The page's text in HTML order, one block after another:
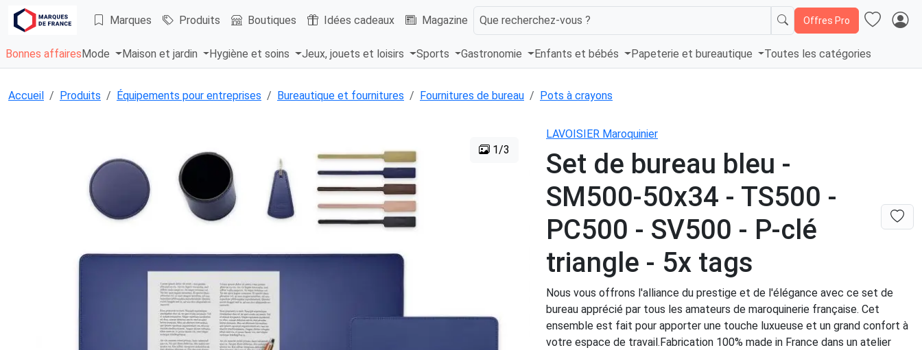
Marques Produits Boutiques Idées cadeaux Magazine Que recherchez-vous ? Offres Pro
Bonnes affaires Mode Maison et jardin Hygiène et soins Jeux, jouets et loisirs Sports Gastronomie Enfants et bébés Papeterie et bureautique Toutes les catégories
Accueil Produits Équipements pour entreprises Bureautique et fournitures Fournitures de bureau Pots à crayons
1/3
LAVOISIER Maroquinier
Set de bureau bleu -
SM500-50x34 - TS500 -
PC500 - SV500 - P-clé
triangle - 5x tags
Nous vous offrons l'alliance du prestige et de l'élégance avec ce set de
bureau apprécié par tous les amateurs de maroquinerie française. Cet
ensemble est fait pour apporter une touche luxueuse et un grand confort à
votre espace de travail.Fabrication 100% made in France dans un atelier